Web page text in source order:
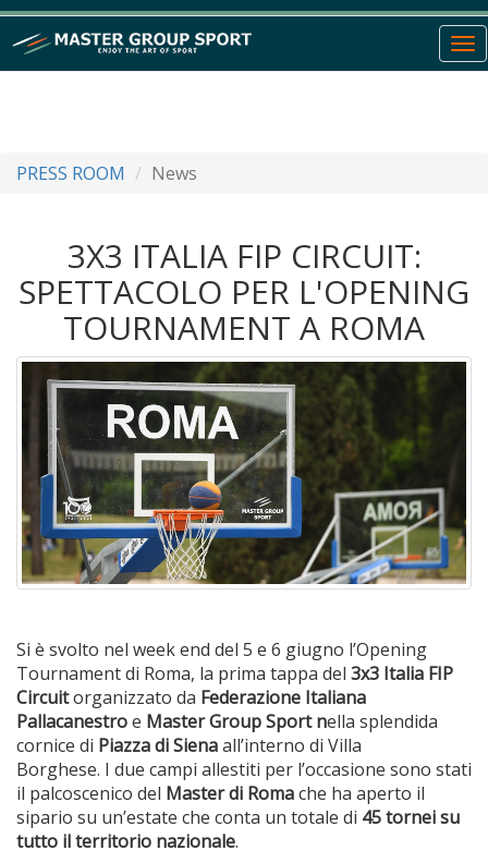
PRESS ROOM News
3X3 ITALIA FIP CIRCUIT:
SPETTACOLO PER L'OPENING
TOURNAMENT A ROMA
Si è svolto nel week end del 5 e 6 giugno l’Opening
Tournament di Roma, la prima tappa del 3x3 Italia FIP
Circuitorganizzato da Federazione Italiana
Pallacanestroe Master Group Sport nella splendida
cornice di Piazza di Sienaall’interno di Villa
Borghese. I due campi allestiti per l’occasione sono stati
il palcoscenico del Master di Romache ha aperto il
sipario su un’estate che conta un totale di 45 tornei su
tutto il territorio nazionale.